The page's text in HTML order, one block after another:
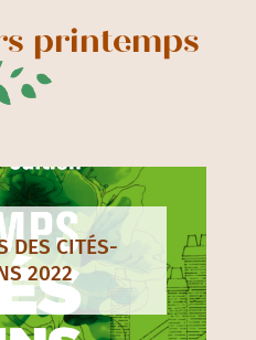
printemps
DES CITÉS-
2022